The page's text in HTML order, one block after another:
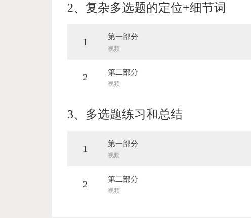
2、 复杂多选题的定位+细节词
1 第一部分
视频
2 第二部分
视频
3、 多选题练习和总结
1 第一部分
视频
2 第二部分
视频